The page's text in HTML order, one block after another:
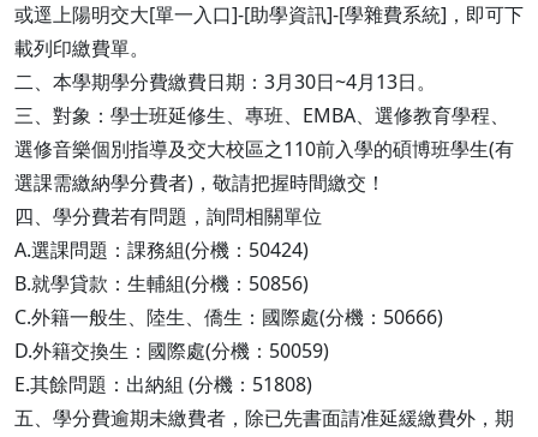
或逕上陽明交大[單一入口]-[助學資訊]-[學雜費系統]，即可下
載列印繳費單。
二、本學期學分費繳費日期：3月30日~4月13日。
三、對象：學士班延修生、專班、EMBA、選修教育學程、
選修音樂個別指導及交大校區之110前入學的碩博班學生(有
選課需繳納學分費者)，敬請把握時間繳交！
四、學分費若有問題，詢問相關單位
A.選課問題：課務組(分機：50424)
B.就學貸款：生輔組(分機：50856)
C.外籍一般生、陸生、僑生：國際處(分機：50666)
D.外籍交換生：國際處(分機：50059)
E.其餘問題：出納組 (分機：51808)
五、學分費逾期未繳費者，除已先書面請准延緩繳費外，期